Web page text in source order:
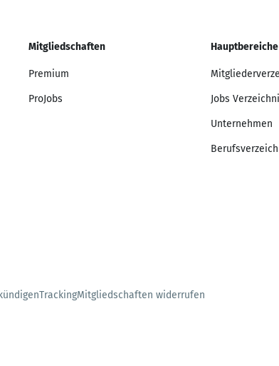
Mitgliedschaften
Premium
ProJobs
Hauptbereiche
Jobs
Unternehmen
TrackingMitgliedschaften widerrufen